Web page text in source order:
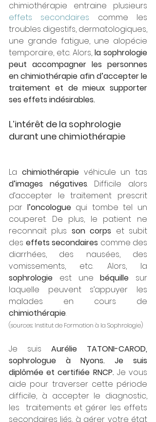
effets secondaires comme les
troubles digestifs, dermatologiques,
une grande fatigue, une alopécie
temporaire, etc. Alors, la sophrologie
peut accompagner les personnes
en chimiothérapie afin d’accepter le
traitement et de mieux supporter
ses effets indésirables.
L’intérêt de la sophrologie
durant une chimiothérapie
La chimiothérapie
d’images négatives. Difficile alors
d’accepter le traitement prescrit
par l’oncologue qui tombe tel un
couperet. De plus, le patient ne
reconnait plus son corps et subit
des effets secondaires comme des
diarrhées, des nausées, des
sophrologie est une béquille sur
laquelle peuvent s’appuyer les
chimiothérapie.
(sources: Institut de Formation à la Sophrologie)
Je suis Aurélie TATONI-CAROD,
sophrologue à Nyons. Je suis
diplômée et certifiée RNCP. Je vous
aide pour traverser cette période
difficile, à accepter le diagnostic,
les  traitements et gérer les effets
secondaires liés, à gérer votre état